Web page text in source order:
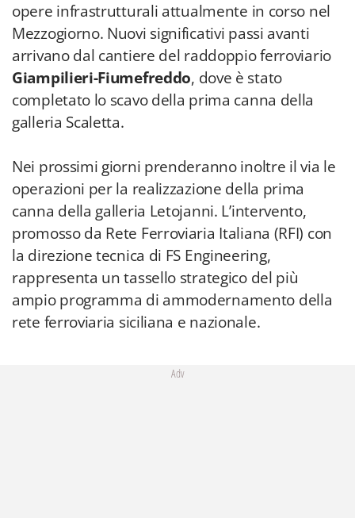
opere infrastrutturali attualmente in corso nel
Mezzogiorno. Nuovi significativi passi avanti
arrivano dal cantiere del raddoppio ferroviario
Giampilieri-Fiumefreddo, dove è stato
completato lo scavo della prima canna della
galleria Scaletta.
Nei prossimi giorni prenderanno inoltre il via le
operazioni per la realizzazione della prima
canna della galleria Letojanni. L’intervento,
promosso da Rete Ferroviaria Italiana (RFI) con
la direzione tecnica di FS Engineering,
rappresenta un tassello strategico del più
ampio programma di ammodernamento della
rete ferroviaria siciliana e nazionale.
Adv